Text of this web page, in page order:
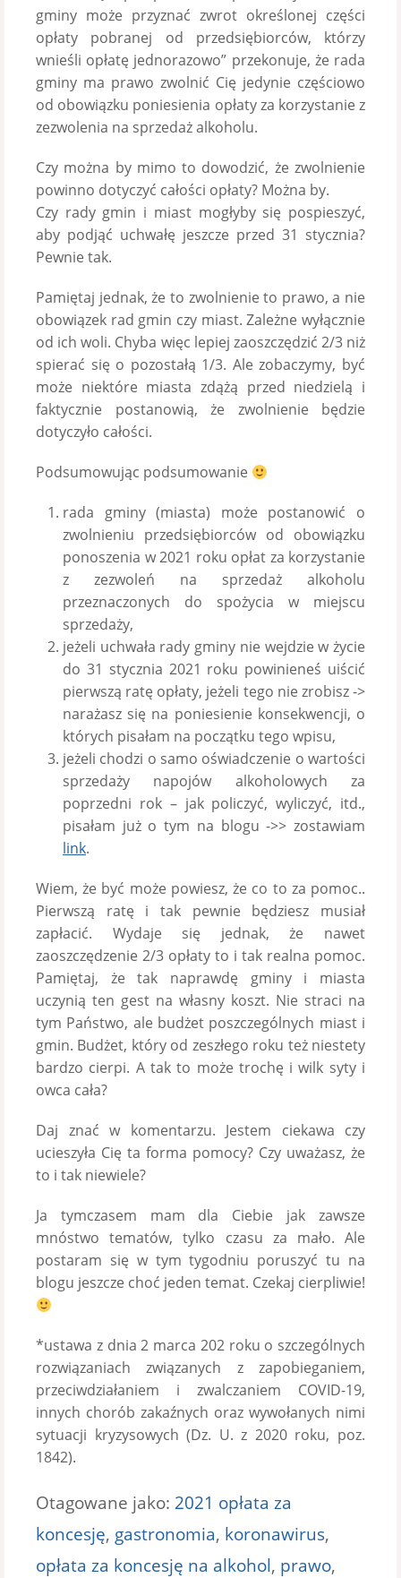
gminy może przyznać zwrot określonej części
opłaty pobranej od przedsiębiorców, którzy
wnieśli opłatę jednorazowo” przekonuje, że rada
gminy ma prawo zwolnić Cię jedynie częściowo
od obowiązku poniesienia opłaty za korzystanie z
zezwolenia na sprzedaż alkoholu.
Czy można by mimo to dowodzić, że zwolnienie
powinno dotyczyć całości opłaty? Można by.
Czy rady gmin i miast mogłyby się pospieszyć,
aby podjąć uchwałę jeszcze przed 31 stycznia?
Pewnie tak.
Pamiętaj jednak, że to zwolnienie to prawo, a nie
obowiązek rad gmin czy miast. Zależne wyłącznie
od ich woli. Chyba więc lepiej zaoszczędzić 2/3 niż
spierać się o pozostałą 1/3. Ale zobaczymy, być
może niektóre miasta zdążą przed niedzielą i
faktycznie postanowią, że zwolnienie będzie
dotyczyło całości.
Podsumowując podsumowanie
rada gminy (miasta) może postanowić o
zwolnieniu przedsiębiorców od obowiązku
ponoszenia w 2021 roku opłat za korzystanie
z zezwoleń na sprzedaż alkoholu
przeznaczonych do spożycia w miejscu
sprzedaży,
jeżeli uchwała rady gminy nie wejdzie w życie
do 31 stycznia 2021 roku powinieneś uiścić
pierwszą ratę opłaty, jeżeli tego nie zrobisz ->
narażasz się na poniesienie konsekwencji, o
których pisałam na początku tego wpisu,
jeżeli chodzi o samo oświadczenie o wartości
sprzedaży napojów alkoholowych za
poprzedni rok – jak policzyć, wyliczyć, itd.,
pisałam już o tym na blogu ->> zostawiam
link.
Wiem, że być może powiesz, że co to za pomoc..
Pierwszą ratę i tak pewnie będziesz musiał
zapłacić. Wydaje się jednak, że nawet
zaoszczędzenie 2/3 opłaty to i tak realna pomoc.
Pamiętaj, że tak naprawdę gminy i miasta
uczynią ten gest na własny koszt. Nie straci na
tym Państwo, ale budżet poszczególnych miast i
gmin. Budżet, który od zeszłego roku też niestety
bardzo cierpi. A tak to może trochę i wilk syty i
owca cała?
Daj znać w komentarzu. Jestem ciekawa czy
ucieszyła Cię ta forma pomocy? Czy uważasz, że
to i tak niewiele?
Ja tymczasem mam dla Ciebie jak zawsze
mnóstwo tematów, tylko czasu za mało. Ale
postaram się w tym tygodniu poruszyć tu na
blogu jeszcze choć jeden temat. Czekaj cierpliwie!
*ustawa z dnia 2 marca 202 roku o szczególnych
rozwiązaniach związanych z zapobieganiem,
przeciwdziałaniem i zwalczaniem COVID-19,
innych chorób zakaźnych oraz wywołanych nimi
sytuacji kryzysowych (Dz. U. z 2020 roku, poz.
1842).
Otagowane jako: 2021 opłata za
koncesję, gastronomia, koronawirus,
opłata za koncesję na alkohol, prawo,